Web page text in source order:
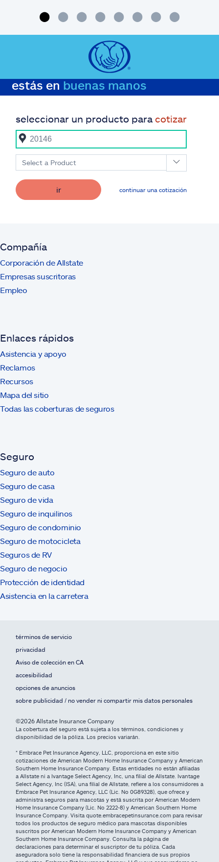
estás en buenas manos
seleccionar un producto para cotizar
Select a Product
ir continuar una cotización
Compañía
Corporación de Allstate
Empresas suscritoras
Empleo
Enlaces rápidos
Asistencia y apoyo
Reclamos
Recursos
Mapa del sitio
Todas las coberturas de seguros
Seguro
Seguro de auto
Seguro de casa
Seguro de vida
Seguro de inquilinos
Seguro de condominio
Seguro de motocicleta
Seguros de RV
Seguro de negocio
Protección de identidad
Asistencia en la carretera
términos de servicio
privacidad
Aviso de colección en CA
accesibilidad
opciones de anuncios
sobre publicidad / no vender ni compartir mis datos personales
©2026 Allstate Insurance Company
La cobertura del seguro está sujeta a los términos, condiciones y
disponibilidad de la póliza. Los precios variarán.
* Embrace Pet Insurance Agency, LLC, proporciona en este sitio
cotizaciones de American Modern Home Insurance Company y American
Southern Home Insurance Company. Estas entidades no están afiliadas
a Allstate ni a Ivantage Select Agency, Inc, una filial de Allstate. Ivantage
Select Agency, Inc (ISA), una filial de Allstate, refiere a los consumidores a
Embrace Pet Insurance Agency, LLC (Lic. No 0G89328), que ofrece y
administra seguros para mascotas y está suscrita por American Modern
Home Insurance Company (Lic. No 2222-8) y American Southern Home
Insurance Company. Visita quote.embracepetinsurance.com para revisar
todos los productos de seguro médico para mascotas disponibles
suscritos por American Modern Home Insurance Company y American
Southern Home Insurance Company. Consulta la página de
declaraciones para determinar el suscriptor de tu póliza. Cada
aseguradora solo tiene la responsabilidad financiera de sus propios